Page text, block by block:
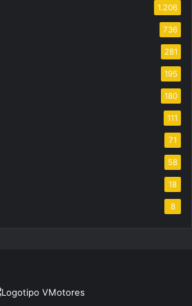
1.206
736
281
195
180
111
71
58
18
8